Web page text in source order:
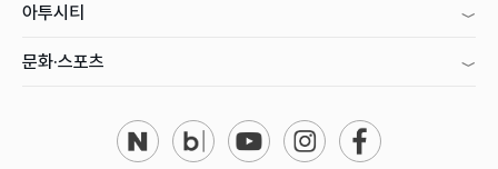
아투시티
문화·스포츠